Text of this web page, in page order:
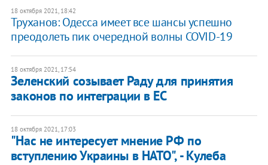
18 октября 2021, 18:42
Труханов: Одесса имеет все шансы успешно
преодолеть пик очередной волны COVID-19
18 октября 2021, 17:54
Зеленский созывает Раду для принятия
законов по интеграции в ЕС
18 октября 2021, 17:03
"Нас не интересует мнение РФ по
вступлению Украины в НАТО", - Кулеба